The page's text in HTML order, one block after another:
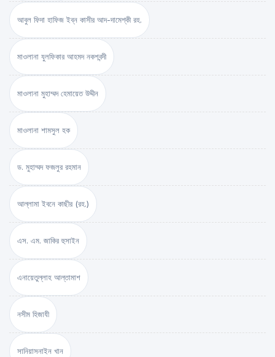
আবুল ফিদা হাফিজ ইব্‌ন কাসীর আদ-দামেশ্‌কী রহ.
মাওলানা যুলফিকার আহমদ নকশবন্দী
মাওলানা মুহাম্মদ হেমায়েত উদ্দীন
মাওলানা শামসুল হক
ড. মুহাম্মদ ফজলুর রহমান
আল্লামা ইবনে কাছীর (রহ.)
এস. এম. জাকির হুসাইন
এনায়েতুল্লাহ আল্‌তামাশ
নসীম হিজাযী
সানিয়াসনাইন খান